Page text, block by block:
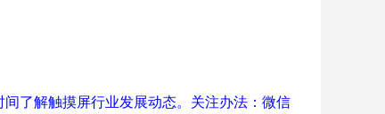
了解触摸屏行业发展动态。关注办法：微信